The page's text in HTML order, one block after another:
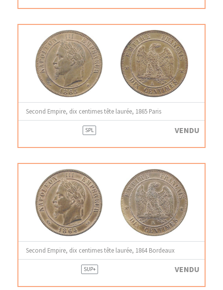
Second Empire, dix centimes tête laurée, 1865 Paris
SPL VENDU
Second Empire, dix centimes tête laurée, 1864 Bordeaux
SUP+ VENDU